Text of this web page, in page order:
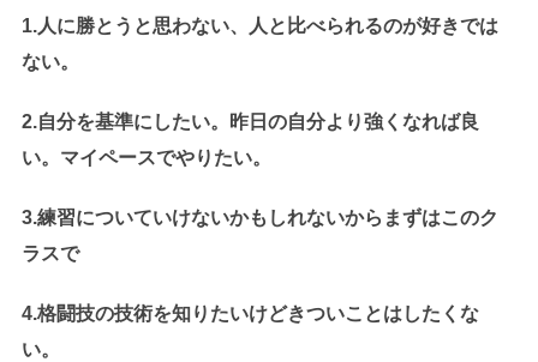
1.人に勝とうと思わない、人と比べられるのが好きでは
ない。
2.自分を基準にしたい。昨日の自分より強くなれば良
い。マイペースでやりたい。
3.練習についていけないかもしれないからまずはこのク
ラスで
4.格闘技の技術を知りたいけどきついことはしたくな
い。